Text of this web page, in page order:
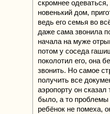
скромнее
новенький дом,
ведь его семья во
даже сама звонила
начала на муже
потом у соседа
поколотил его, она
звонить. Но самое
получить все
аэропорту он сказал
было, а то проблемы
ребёнок не помеха,